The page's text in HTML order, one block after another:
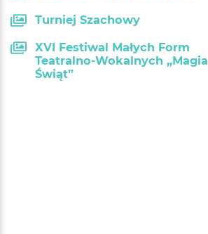
Turniej Szachowy
XVI Festiwal Małych Form
Teatralno-Wokalnych „Magia
Świąt”